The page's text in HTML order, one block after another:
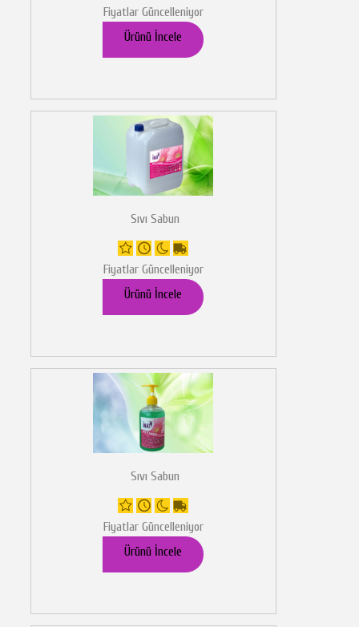
Fiyatlar Güncelleniyor
Ürünü İncele
Sıvı Sabun
Fiyatlar Güncelleniyor
Ürünü İncele
Sıvı Sabun
Fiyatlar Güncelleniyor
Ürünü İncele